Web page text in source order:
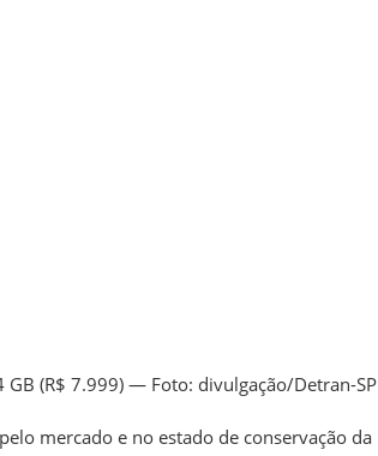
(R$ 7.999) — Foto: divulgação/Detran-SP
mercado e no estado de conservação da